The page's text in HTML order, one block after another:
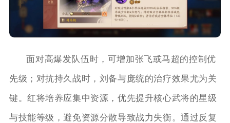
面对高爆发队伍时，可增加张飞或马超的控制优
先级；对抗持久战时，刘备与庞统的治疗效果尤为关
键。红将培养应集中资源，优先提升核心武将的星级
与技能等级，避免资源分散导致战力失衡。通过反复